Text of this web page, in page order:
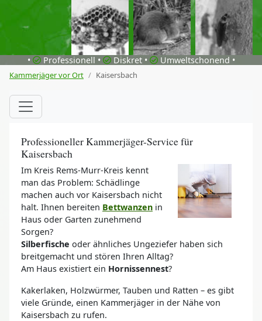
• Professionell • Diskret • Umweltschonend •
Kammerjäger vor Ort Kaisersbach
Professioneller Kammerjäger-Service für
Kaisersbach
Im Kreis Rems-Murr-Kreis kennt
man das Problem: Schädlinge
machen auch vor Kaisersbach nicht
halt. Ihnen bereiten Bettwanzen in
Haus oder Garten zunehmend
Sorgen?
Silberfische oder ähnliches Ungeziefer haben sich
breitgemacht und stören Ihren Alltag?
Am Haus existiert ein Hornissennest?
Kakerlaken, Holzwürmer, Tauben und Ratten – es gibt
viele Gründe, einen Kammerjäger in der Nähe von
Kaisersbach zu rufen.